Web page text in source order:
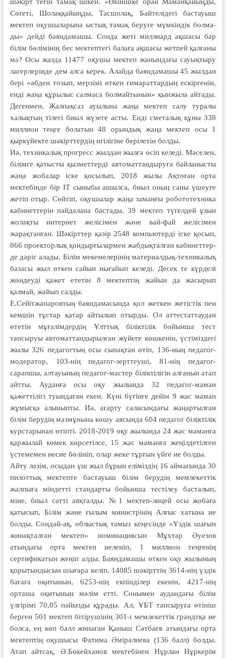
Сөгеті, Шолаққайыңды, Тасшолақ, Байтелі­дегі бастауыш
мектеп оқушыларына ыстық тамақ беруге мүмкіндік болма­
ды» дейді баяндамашы. Сонда жеті миллиард ақшасы бар
білім бөлімінің бес мектептегі балаға ақшасы жетпей қалғаны
ма? Осы жазда 11477 оқушы мектеп жанындағы сауықтыру
ла­гер­лерінде дем алса керек. Алайда баяндамашы 45 жылдан
бері «әбден тозып, мерзімі өткен ғимараттардың ескіргенін,
енді жаңа құрылыс салма­са болмайтынын» қынжыла айтады.
Дегенмен, Жалпақсаз ауылына жаңа мектеп салу туралы
халықтың тілегі биыл жүзеге асты. Енді сметалық құ­ны 338
миллион теңге болатын 48 орын­дық жаңа мектеп осы 1
қыркүйекте шәкірттердің игілігіне берілетін болды.
Иә, техникалық прогресс жылдан жылға өсіп келеді. Мәселен,
білімге қатысты қызметтерді автоматтанды­руға байланысты
жаңа жобалар іске қосылып, 2018 жылы Ақтоған орта
мектебінде бір ІТ сыныбы ашылса, биыл оның саны үшеуге
жетіп отыр. Сөйтіп, оқушылар жаңа заманғы робототехника
кабинеттерін пайда­лана бастады. 39 мектеп түгелдей ұзын
жолақты интернет желісімен және вай-фай желісімен
жарақтанған. Шә­кірттер қазір 2548 компьютерді іс­ке қосып,
866 проекторлық қондырғы­лар­мен жабдықталған кабинет­тер­
де дәріс алады. Білім мекемелері­нің материалдық-техникалық
базасы жыл өткен сайын нығайып келеді. Десек те күрделі
жөндеуді қажет ететін 8 мектептің жайын да жасырып
қалмай, жайып салды.
Е.Сейітжапаровтың баяндамасын­да қол жеткен жетістік пен
кемшін тұстар қатар айтылып отырды. Ол аттестаттаудан
өтетін мұғалімдердің Ұлттық біліктілік бойынша тест
тапсыруы автоматтандырылған жүйеге көшкенін, үстіміздегі
жылы 326 педагогтың осы сынақтан өтіп, 136-ның педагог-
модератор, 103-нің педагог-зерттеуші, 81-нің педагог-
сарапшы, алтауының педагог-мастер біліктілігін алғанын атап
айтты. Ауданға осы оқу жылында 32 педагог-маман
қажеттілігі туындаған екен. Күні бүгінге дейін 9 жас маман
жұмысқа алыныпты. Иә, ағарту саласындағы жаңартылған
білім берудің мазмұнына көшу аясында 604 педагог біліктілік
курстарынан өтіпті. 2018-2019 оқу жылында 24 жас маманға
қаржылай көмек көрсетілсе, 15 жас маманға жеңілдетілген
үстемемен несие бөлініп, олар жеке тұрғын үйге ие болды.
Айту ләзім, осыдан үш жыл бұрын еліміздің 16 аймағында 30
пилоттық мектепте бастауыш білім берудің мемлекеттік
жалпыға міндетті стандарты бойынша тестілеу басталып,
міне, биыл сәтті аяқталды. №1 мектеп-лицей осы жобаға
қатысып, Білім және ғылым министрінің Алғыс хатына ие
болды. Сондай-ақ, облыстық тамыз кеңесінде «Үздік шағын
жинақталған мектеп» номинациясын Мұхтар Әуезов
атындағы орта мектеп иеленіп, 1 миллион теңгенің
сертификатын жеңіп алды. Баяндамашы өткен оқу жылының
қорытындысын шығара келіп, 14085 шәкірттің 3614-нің үздік
бағаға оқитынын, 6253-нің екпінділер екенін, 4217-нің
орташа оқитынын мәлім етті. Сонымен аудандағы білім
үлгірімі 70,05 пайызды құрады. Ал, ҰБТ тапсыруға өтініш
берген 501 мектеп бітірушінің 301-і мемлекеттік грандтқа ие
болса, ең көп балл жинаған Қаныш Сәтбаев атындағы орта
мектептің оқушысы Фатима Әмірәлиева (136 балл) болды.
Атап айтсақ, Ә.Бөкейханов мектебінен Нұрлан Нұркерім